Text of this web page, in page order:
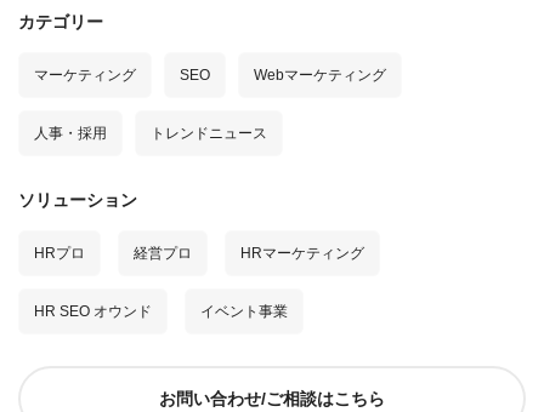
ン
ド」
カテゴリー
マーケティング SEO Webマーケティング
人事・採用 トレンドニュース
ソリューション
HRプロ 経営プロ HRマーケティング
HR SEO オウンド イベント事業
お問い合わせ/ご相談はこちら